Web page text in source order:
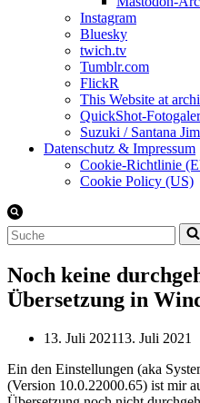
Instagram
Bluesky
twich.tv
Tumblr.com
FlickR
This Website at
QuickShot-
Suzuki / Santana
Datenschutz & Impressum
Cookie-Richtlinie
Cookie Policy (US)
Suchen
nach …
Noch keine
Übersetzung in
13. Juli 202113. Juli 2021
Ein den Einstellungen (aka
(Version 10.0.22000.65) ist mir